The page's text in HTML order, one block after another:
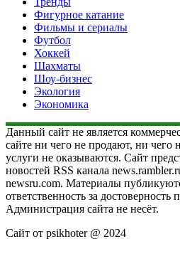
Фигурное катание
Фильмы и сериалы
Футбол
Хоккей
Шахматы
Шоу-бизнес
Экология
Экономика
Данный сайт не является
сайте ни чего не продают, ни чего
услуги не оказываются. Сайт
новостей RSS канала
newsru.com. Материалы
ответственность за
Администрация сайта не несёт.
Сайт от psikhoter @ 2024